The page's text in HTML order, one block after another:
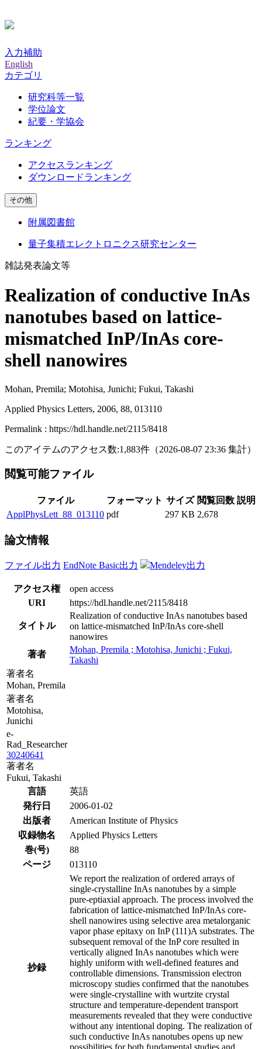
入力補助
English
カテゴリ
研究科等一覧
学位論文
紀要・学協会
ランキング
アクセスランキング
ダウンロードランキング
その他
附属図書館
量子集積エレクトロニクス研究センター
雑誌発表論文等
Realization of conductive InAs
nanotubes based on lattice-
mismatched InP/InAs core-
shell nanowires
Mohan, Premila; Motohisa, Junichi; Fukui, Takashi
Applied Physics Letters, 2006, 88, 013110
Permalink : https://hdl.handle.net/2115/8418
このアイテムのアクセス数:1,883件 （2026-08-07 23:36 集計）
閲覧可能ファイル
ファイル フォーマット サイズ 閲覧回数 説明
ApplPhysLett_88_013110 pdf 297 KB 2,678
論文情報
ファイル出力 EndNote Basic出力 Mendeley出力
アクセス権
open access
URI
https://hdl.handle.net/2115/8418
タイトル
Realization of conductive InAs nanotubes based
on lattice-mismatched InP/InAs core-shell
nanowires
著者
Mohan, Premila ; Motohisa, Junichi ; Fukui,
Takashi
著者名
Mohan, Premila
著者名
Motohisa,
Junichi
e-
Rad_Researcher
30240641
著者名
Fukui, Takashi
言語
英語
発行日
2006-01-02
出版者
American Institute of Physics
収録物名
Applied Physics Letters
巻(号)
88
ページ
013110
抄録
We report the realization of ordered arrays of
single-crystalline InAs nanotubes by a simple
pure-eptiaxial approach. The process involved the
fabrication of lattice-mismatched InP/InAs core-
shell nanowires using selective area metalorganic
vapor phase epitaxy on InP (111)A substrates. The
subsequent removal of the InP core resulted in
vertically aligned InAs nanotubes which were
highly uniform with well-defined features and
controllable dimensions. Transmission electron
microscopy studies confirmed that the nanotubes
were single-crystalline with wurtzite crystal
structure and temperature-dependent transport
measurements revealed that they were conductive
without any intentional doping. The realization of
such conductive InAs nanotubes opens up new
possibilities for both fundamental studies and